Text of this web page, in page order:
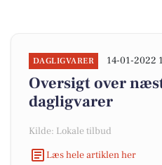
DAGLIGVARER 14-01-2022
Oversigt over
dagligvarer
Kilde: Lokale tilbud
Læs hele artiklen her